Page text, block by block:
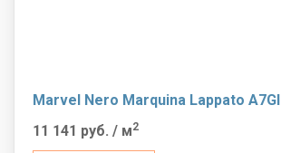
Marvel Nero Marquina Lappato A7GI
11 141 руб. / м2